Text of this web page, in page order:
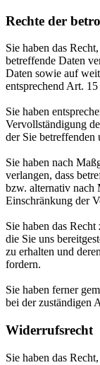
Rechte der
Sie haben das
betreffende Daten
Daten sowie auf
entsprechend Art.
Sie haben
Vervollständigung
der Sie betreffenden
Sie haben nach
verlangen, dass
bzw. alternativ nach
Einschränkung der
Sie haben das
die Sie uns
zu erhalten und
fordern.
Sie haben ferner
bei der zuständigen
Widerrufsrecht
Sie haben das